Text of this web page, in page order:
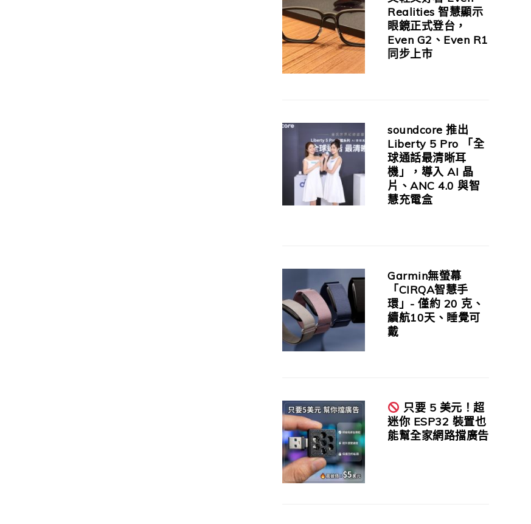
Realities 智慧顯示
眼鏡正式登台，
Even G2、Even R1
同步上市
soundcore 推出
Liberty 5 Pro 「全
球通話最清晰耳
機」，導入 AI 晶
片、ANC 4.0 與智
慧充電盒
Garmin無螢幕
「CIRQA智慧手
環」- 僅約 20 克、
續航10天、睡覺可
戴
只要 5 美元！超
迷你 ESP32 裝置也
能幫全家網路擋廣告